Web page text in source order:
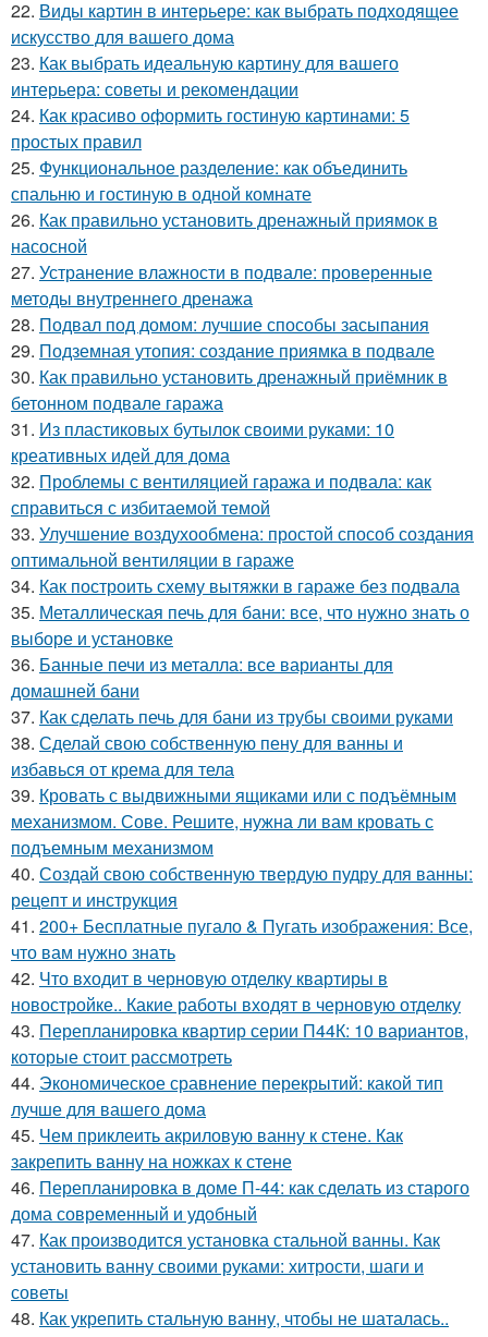
22. Виды картин в интерьере: как выбрать подходящее
искусство для вашего дома
23. Как выбрать идеальную картину для вашего
интерьера: советы и рекомендации
24. Как красиво оформить гостиную картинами: 5
простых правил
25. Функциональное разделение: как объединить
спальню и гостиную в одной комнате
26. Как правильно установить дренажный приямок в
насосной
27. Устранение влажности в подвале: проверенные
методы внутреннего дренажа
28. Подвал под домом: лучшие способы засыпания
29. Подземная утопия: создание приямка в подвале
30. Как правильно установить дренажный приёмник в
бетонном подвале гаража
31. Из пластиковых бутылок своими руками: 10
креативных идей для дома
32. Проблемы с вентиляцией гаража и подвала: как
справиться с избитаемой темой
33. Улучшение воздухообмена: простой способ создания
оптимальной вентиляции в гараже
34. Как построить схему вытяжки в гараже без подвала
35. Металлическая печь для бани: все, что нужно знать о
выборе и установке
36. Банные печи из металла: все варианты для
домашней бани
37. Как сделать печь для бани из трубы своими руками
38. Сделай свою собственную пену для ванны и
избавься от крема для тела
39. Кровать с выдвижными ящиками или с подъёмным
механизмом. Сове. Решите, нужна ли вам кровать с
подъемным механизмом
40. Создай свою собственную твердую пудру для ванны:
рецепт и инструкция
41. 200+ Бесплатные пугало & Пугать изображения: Все,
что вам нужно знать
42. Что входит в черновую отделку квартиры в
новостройке.. Какие работы входят в черновую отделку
43. Перепланировка квартир серии П44К: 10 вариантов,
которые стоит рассмотреть
44. Экономическое сравнение перекрытий: какой тип
лучше для вашего дома
45. Чем приклеить акриловую ванну к стене. Как
закрепить ванну на ножках к стене
46. Перепланировка в доме П-44: как сделать из старого
дома современный и удобный
47. Как производится установка стальной ванны. Как
установить ванну своими руками: хитрости, шаги и
советы
48. Как укрепить стальную ванну, чтобы не шаталась..